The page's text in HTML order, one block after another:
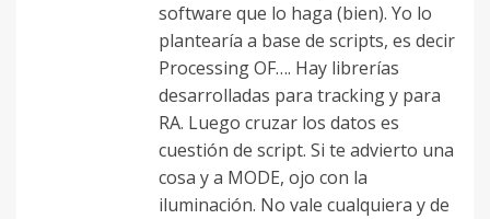
software que lo haga (bien). Yo lo
plantearía a base de scripts, es decir
Processing OF…. Hay librerías
desarrolladas para tracking y para
RA. Luego cruzar los datos es
cuestión de script. Si te advierto una
cosa y a MODE, ojo con la
iluminación. No vale cualquiera y de